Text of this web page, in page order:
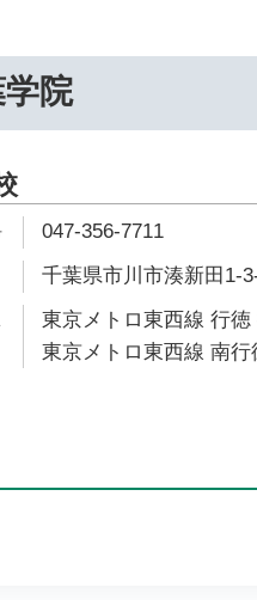
院
047-356-7711
千葉県市川市湊新田1-
東京メトロ東西線 行徳
東京メトロ東西線 南行